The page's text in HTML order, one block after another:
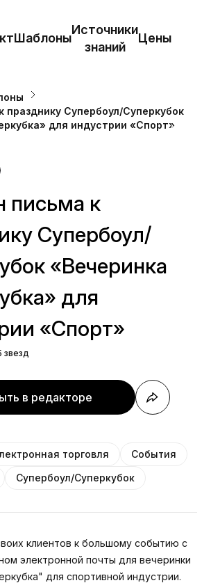
Шаблоны
Источники
знаний
Цены
празднику Супербоул/Суперкубок
для индустрии «Спорт»
письма к
Супербоул/
«Вечеринка
для
«Спорт»
звезд
в редакторе
торговля
События
Супербоул/Суперкубок
клиентов к большому событию с
электронной почты для вечеринки
для спортивной индустрии.